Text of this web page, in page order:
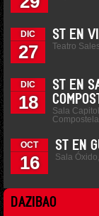
DIC
27
ST EN
Teatro
DIC
18
ST EN
Sala
Compostela
OCT
16
ST EN
Sala
DAZIBAO